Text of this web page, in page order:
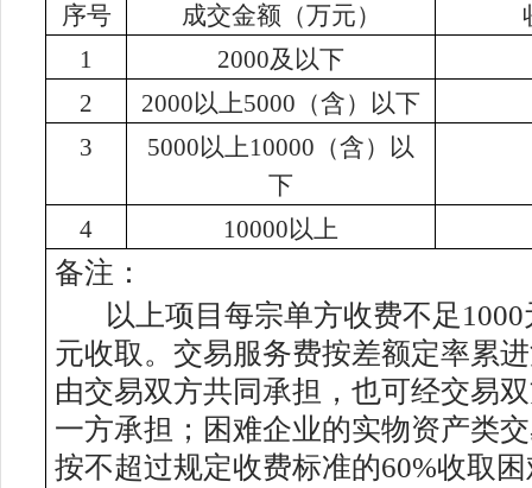
序号 成交金额（万元）
1
2000及以下
2
2000以上5000（含）以下
3
5000以上10000（含）以
下
4
10000以上
备注：
以上项目每宗单方收费不足
元收取。交易服务费按差额定率累
由交易双方共同承担，也可经交易
一方承担；困难企业的实物资产类
按不超过规定收费标准的60%收取